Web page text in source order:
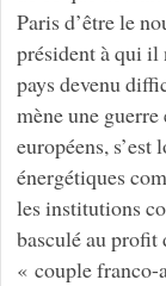
Paris d’être le
président à qui il
pays devenu
mène une
européens,
énergétiques
les institutions
basculé au profit
« couple franco-